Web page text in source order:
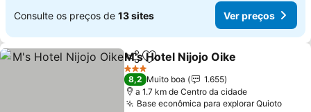
Consulte os preços de 13 sites Ver preços
PartilharAdicionar aos favoritos
M's Hotel Nijojo Oike
3 Estrelas
8,2 Muito boa
1.655
a 1.7 km de Centro da cidade
Base econômica para explorar QuiotoVer